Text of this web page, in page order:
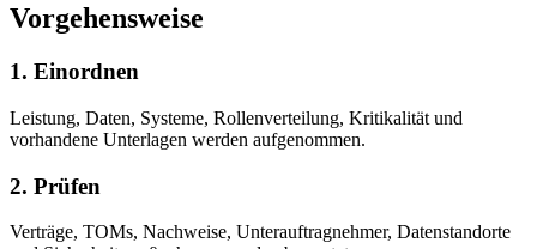
Vorgehensweise
1. Einordnen
Leistung, Daten, Systeme, Rollenverteilung, Kritikalität und
vorhandene Unterlagen werden aufgenommen.
2. Prüfen
Verträge, TOMs, Nachweise, Unterauftragnehmer, Datenstandorte